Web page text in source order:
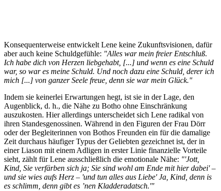
Konsequenterweise entwickelt Lene keine Zukunftsvisionen, dafür
aber auch keine Schuldgefühle: "Alles war mein freier Entschluß.
Ich habe dich von Herzen liebgehabt, [...] und wenn es eine Schuld
war, so war es meine Schuld. Und noch dazu eine Schuld, derer ich
mich [...] von ganzer Seele freue, denn sie war mein Glück."
Indem sie keinerlei Erwartungen hegt, ist sie in der Lage, den
Augenblick, d. h., die Nähe zu Botho ohne Einschränkung
auszukosten. Hier allerdings unterscheidet sich Lene radikal von
ihren Standesgenossinen. Während in den Figuren der Frau Dörr
oder der Begleiterinnen von Bothos Freunden ein für die damalige
Zeit durchaus häufiger Typus der Geliebten gezeichnet ist, der in
einer Liason mit einem Adligen in erster Linie finanzielle Vorteile
sieht, zählt für Lene ausschließlich die emotionale Nähe: "'Jott,
Kind, Sie verfärben sich ja; Sie sind wohl am Ende mit hier dabei' –
und sie wies aufs Herz – 'und tun alles aus Liebe' Ja, Kind, denn is
es schlimm, denn gibt es ’nen Kladderadatsch.'"